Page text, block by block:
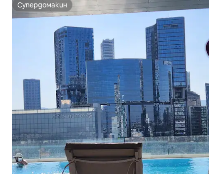
Супердомакин
Супердомакин